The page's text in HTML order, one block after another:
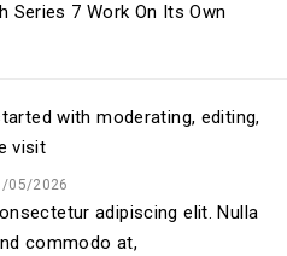
Series 7 Work On Its Own
with moderating, editing,
visit
05/2026
adipiscing elit. Nulla
commodo at,